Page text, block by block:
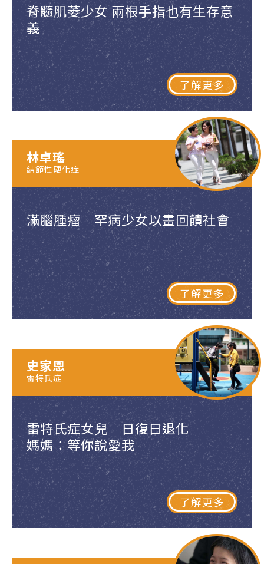
脊髓肌萎少女 兩根手指也有生存意
義
了解更多
滿腦腫瘤 罕病少女以畫回饋社會
了解更多
林卓瑤
結節性硬化症
雷特氏症女兒 日復日退化
媽媽：等你說愛我
了解更多
史家恩
雷特氏症